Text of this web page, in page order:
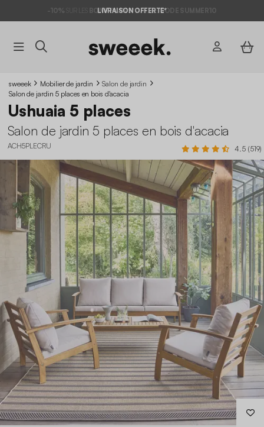
-10% BONS PLANS* AVEC LECODE SUMMER10
LIVRAISON OFFERTE*
sweeek Mobilier de jardin
Salon de jardin
Salon de jardin 5 places en bois d'acacia
Ushuaia 5 places
Salon de jardin 5 places en bois d'acacia
ACH5PLECRU 4.5 (519)